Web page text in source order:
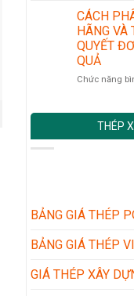
CÁCH
HÃNG VÀ
QUYẾT
QUẢ
Chức năng
THÉP
BẢNG GIÁ THÉP
BẢNG GIÁ THÉP
GIÁ THÉP XÂY